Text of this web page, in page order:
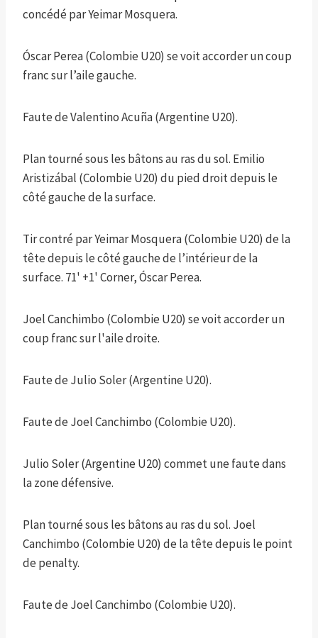
concédé par Yeimar Mosquera.
Óscar Perea (Colombie U20) se voit accorder un coup
franc sur l’aile gauche.
Faute de Valentino Acuña (Argentine U20).
Plan tourné sous les bâtons au ras du sol. Emilio
Aristizábal (Colombie U20) du pied droit depuis le
côté gauche de la surface.
Tir contré par Yeimar Mosquera (Colombie U20) de la
tête depuis le côté gauche de l’intérieur de la
surface. 71' +1' Corner, Óscar Perea.
Joel Canchimbo (Colombie U20) se voit accorder un
coup franc sur l'aile droite.
Faute de Julio Soler (Argentine U20).
Faute de Joel Canchimbo (Colombie U20).
Julio Soler (Argentine U20) commet une faute dans
la zone défensive.
Plan tourné sous les bâtons au ras du sol. Joel
Canchimbo (Colombie U20) de la tête depuis le point
de penalty.
Faute de Joel Canchimbo (Colombie U20).